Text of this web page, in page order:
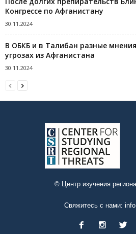
Конгрессе по Афганистану
30.11.2024
В ОБКБ и в Талибан разные
угрозах из Афганистана
30.11.2024
© Центр изучения
Свяжитесь с нами: